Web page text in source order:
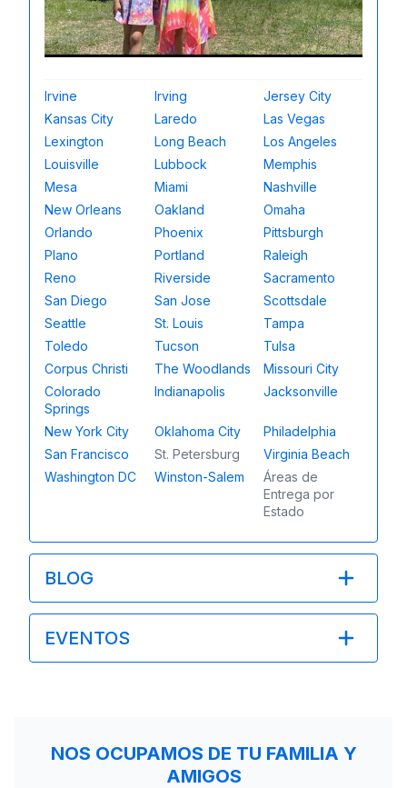
Irvine Irving
Jersey City
Kansas City
Laredo
Las Vegas
Lexington
Long Beach
Los Angeles
Louisville
Lubbock
Memphis
Mesa
Miami
Nashville
New Orleans
Oakland
Omaha
Orlando
Phoenix
Pittsburgh
Plano
Portland
Raleigh
Reno
Riverside
Sacramento
San Diego
San Jose
Scottsdale
Seattle
St. Louis
Tampa
Toledo
Tucson
Tulsa
Corpus Christi
The Woodlands
Missouri City
Colorado
Springs
Indianapolis Jacksonville
New York City Oklahoma City
Philadelphia
San Francisco
St. Petersburg
Virginia Beach
Washington DC
Winston-Salem
Áreas de
Entrega por
Estado
BLOG
EVENTOS
NOS OCUPAMOS DE TU FAMILIA Y
AMIGOS